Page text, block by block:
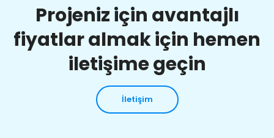
Projeniz için avantajlı
fiyatlar almak için hemen
iletişime geçin
İletişim